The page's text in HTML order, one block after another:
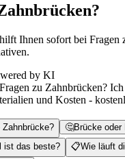
Ihnen sofort bei Fragen
by KI
zu Zahnbrücken? Ich
und Kosten -
🤔Brücke oder
ist das beste? 📋Wie läuft